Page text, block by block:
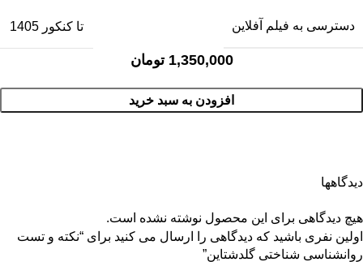
دسترسی به فیلم آفلاین تا کنکور 1405
1,350,000 تومان
افزودن به سبد خرید
دیدگاهها
هیچ دیدگاهی برای این محصول نوشته نشده است.
اولین نفری باشید که دیدگاهی را ارسال می کنید برای “نکته و تست
روانشناسی شناختی گلدشتاین”